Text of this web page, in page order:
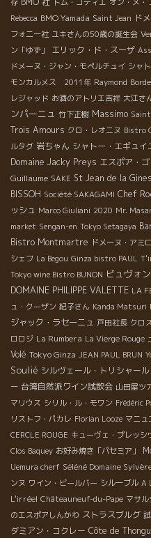
存 トム・ゴティエ オン・メ・
Rebecca BMO Yamada Saint Jean ド
フォニー社 ユキさんの50歳の誕生会
ン「ゆず」
エリック・ド・スーザ
ドメーヌ・ジャン・モペルチュイ シャ
モンカルメス 2011年 Raymond
レジャッド お酒のアトリエ吉祥 大江さ
ンパーニュ 竹下正樹 Massimo
Trois Amours クロ・レオニヌ Bistro
ルタグ 岩ちゃん シャトー・エギュイ
Domaine Jacky Preys エスポア・
Guillaume SAKE St Jean de la
BISSOH Société SAKAGAMI Chef
ッシュ Marco Giuliani 2020 Mr.
market Sengan-en Tokyo Setagaya
Bistro Montmartre ドメーヌ・アミ
シェフ La Begou Ginza bistro PAUL
Tokyo wine Bistro BUNON ビュヴォ
DOMAINE PHILIPPE VALETTE LA
ュ・クーザン 紀子さん Kanda Matsuri
ジャック・ラセーニュ 戸田社長 クロ
ロロジ La Rumbera La Vierge Rouge
Volé Tokyo Ginza JEAN PAUL BRUN
Soulié シルヴェール・トリシャール
ー 台湾自然派ワイン試飲会 山田屋ツ
マリウス シリル・ル・モワン Frédéric
リストフ・パカレ Florian Looze マニュ
CERCLE ROUGE キューヴェ・プレッシ
Clos Baquey お好み焼き「パセミア」
Uemura cherf Séléné Domaine
ンヌ ワイン・ビールバー シルーブル A
L'irréel Châteauneuf-du-Pape マサル
のエスポアしんかわ ストラスブルグ
ダミアン・コクレー Côte de